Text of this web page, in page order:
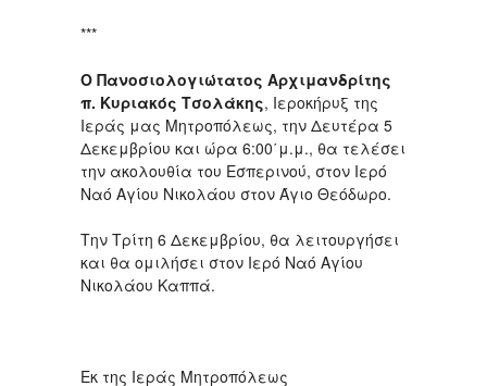
***
Ο Πανοσιολογιώτατος Αρχιμανδρίτης
π. Κυριακός Τσολάκης, Ιεροκήρυξ της
Ιεράς μας Μητροπόλεως, την Δευτέρα 5
Δεκεμβρίου και ώρα 6:00΄μ.μ., θα τελέσει
την ακολουθία του Εσπερινού, στον Ιερό
Ναό Αγίου Νικολάου στον Άγιο Θεόδωρο.
Την Τρίτη 6 Δεκεμβρίου, θα λειτουργήσει
και θα ομιλήσει στον Ιερό Ναό Αγίου
Νικολάου Καππά.
Εκ της Ιεράς Μητροπόλεως